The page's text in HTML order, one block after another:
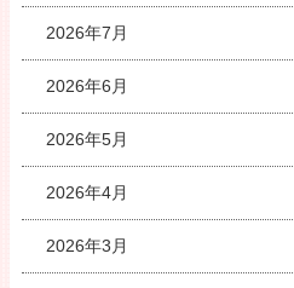
2026年7月
2026年6月
2026年5月
2026年4月
2026年3月